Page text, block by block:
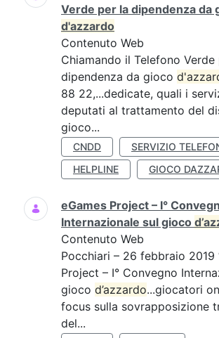
Verde per la dipendenza da
d'azzardo
Contenuto Web
Chiamando il Telefono Verde
dipendenza da gioco
88 22,...dedicate, quali i
deputati al trattamento del
gioco...
CNDD
SERVIZIO
HELPLINE
GIOCO
eGames Project – I°
Internazionale sul gioco
Contenuto Web
Pocchiari – 26 febbraio 2019
Project – I° Convegno
gioco d’azzardo...giocatori
focus sulla sovrapposizione
del...